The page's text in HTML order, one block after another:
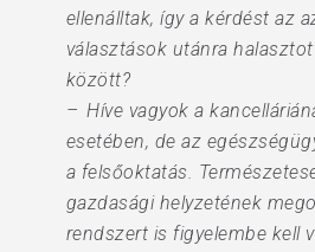
ellenálltak, így a kérdést az
választások utánra
között?
– Híve vagyok a
esetében, de az
a felsőoktatás.
gazdasági helyzetének
rendszert is figyelembe kell